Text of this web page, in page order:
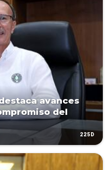
avances
del
225D